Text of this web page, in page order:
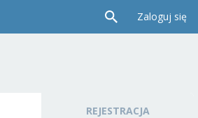
Zaloguj się
REJESTRACJA